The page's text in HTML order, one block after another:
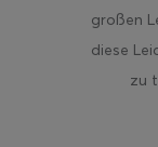
großen
diese
zu